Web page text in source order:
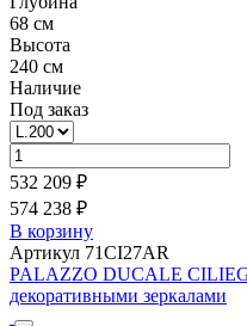
68 см
Высота
240 см
Наличие
Под заказ
532 209 ₽
574 238 ₽
В корзину
Артикул 71CI27AR
PALAZZO DUCALE
декоративными зеркалами